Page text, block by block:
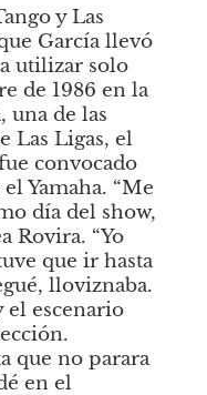
y Las
García llevó
utilizar solo
de 1986 en la
una de las
Las Ligas, el
convocado
Yamaha. “Me
día del show,
Rovira. “Yo
que ir hasta
lloviznaba.
el escenario
que no parara
en el